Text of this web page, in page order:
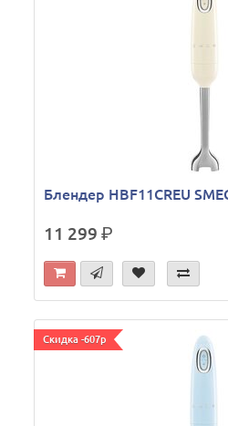
Блендер HBF11CREU
11 299р.
Скидка -607р